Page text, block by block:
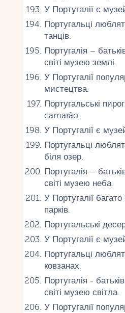
У Португалії є
Португальці
танців.
Португалія –
світі музею землі.
У Португалії
мистецтва.
Португальські
camarão.
У Португалії є
Португальці
біля озер.
Португалія –
світі музею неба.
У Португалії
парків.
Португальські
У Португалії є
Португальці
ковзанах.
Португалія -
світі музею світла.
У Португалії